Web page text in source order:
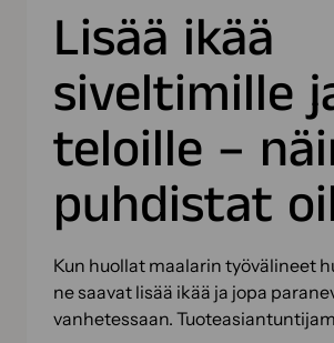
Lisää ikää
siveltimille
teloille –
puhdistat
Kun huollat maalarin työvälineet
ne saavat lisää ikää ja jopa
vanhetessaan.